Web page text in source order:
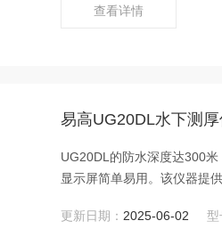
查看详情
易高UG20DL水下测厚
UG20DL的防水深度达300
显示屏简单易用。该仪器提
仪。
更新日期： 2025-06-02 型